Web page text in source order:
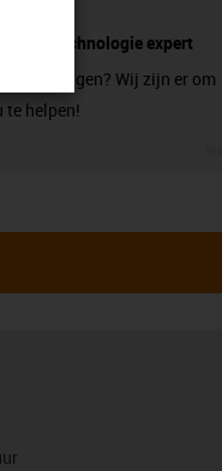
lineaire technologie expert
Heeft u vragen? Wij zijn er om
te helpen!